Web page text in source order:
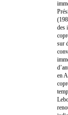
des
sur
en